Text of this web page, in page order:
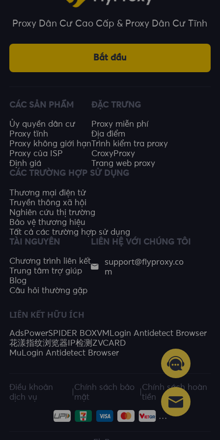
Proxy Dân Cư Cao Cấp & Proxy Dân Cư Tĩnh
Bắt đầu
CÁC SẢN PHẨM
Ủy quyền dân cư
Proxy tĩnh
Proxy không giới hạn
Proxy của ISP
Định giá
ĐẶC TRƯNG
Proxy miễn phí
Địa điểm
Trình kiểm tra proxy
CroxyProxy
Trang web proxy
CÁC TRƯỜNG HỢP SỬ DỤNG
Thương mại điện tử
Truyền thông xã hội
Nghiên cứu thị trường
Bảo vệ thương hiệu
Tất cả các trường hợp sử dụng
TÀI NGUYÊN
Chương trình liên kết
Trung tâm trợ giúp
Blog
Câu hỏi thường gặp
LIÊN HỆ VỚI CHÚNG TÔI
support@flyproxy.co
m
LIÊN KẾT HỮU ÍCH
AdsPowerSPIDER BOXVMLogin Antidetect Browser
花漾指纹浏览器 IP检测 ZVCARD
MuLogin Antidetect Browser
Điều khoản
dịch vụ
Chính sách bảo
mật
Chính sách hoàn
tiền